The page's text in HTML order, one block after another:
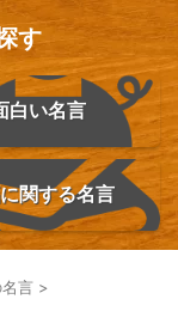
す
白い名言
関する名言
名言 >